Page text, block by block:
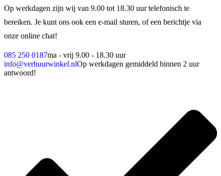
Op werkdagen zijn wij van 9.00 tot 18.30 uur telefonisch te
bereiken. Je kunt ons ook een e-mail sturen, of een berichtje via
onze online chat!
085 250 0187ma - vrij 9.00 - 18.30 uur
info@verhuurwinkel.nlOp werkdagen gemiddeld binnen 2 uur
antwoord!